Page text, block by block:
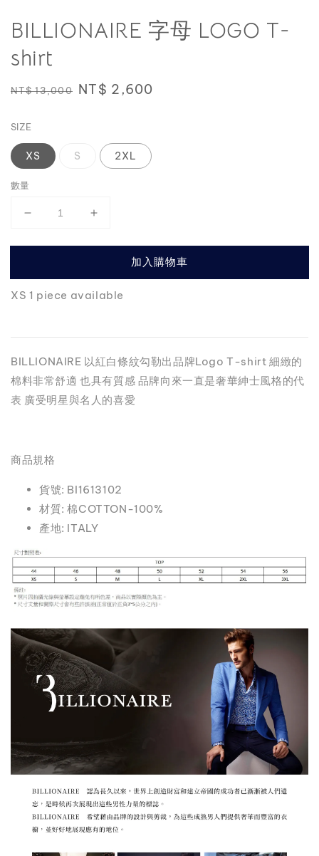
BILLIONAIRE 字母 LOGO T-
shirt
Regular
NT$ 13,000 Sale
NT$ 2,600
SIZE
XS S 2XL
數量
加入購物車
XS 1 piece available
BILLIONAIRE 以紅白條紋勾勒出品牌Logo T-shirt 細緻的
棉料非常舒適 也具有質感 品牌向來一直是奢華紳士風格的代
表 廣受明星與名人的喜愛
商品規格
貨號: BI1613102
材質: 棉COTTON-100%
產地: ITALY